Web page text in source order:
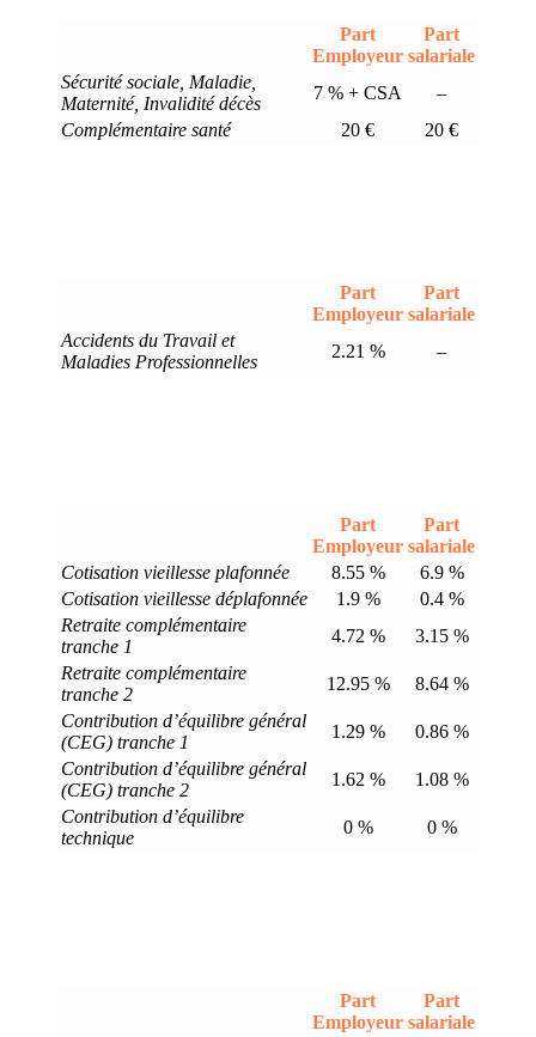
Part
Employeur
Part
salariale
Sécurité sociale, Maladie,
Maternité, Invalidité décès
7 % + CSA
–
Complémentaire santé
20 € 20 €
Part
Employeur
Part
salariale
Accidents du Travail et
Maladies Professionnelles
2.21 % –
Part
Employeur
Part
salariale
Cotisation vieillesse plafonnée
8.55 %
6.9 %
Cotisation vieillesse déplafonnée
1.9 %
0.4 %
Retraite complémentaire
tranche 1
4.72 %
3.15 %
Retraite complémentaire
tranche 2
12.95 %
8.64 %
Contribution d’équilibre général
(CEG) tranche 1
1.29 %
0.86 %
Contribution d’équilibre général
(CEG) tranche 2
1.62 %
1.08 %
Contribution d’équilibre
technique
0 % 0 %
Part
Employeur
Part
salariale